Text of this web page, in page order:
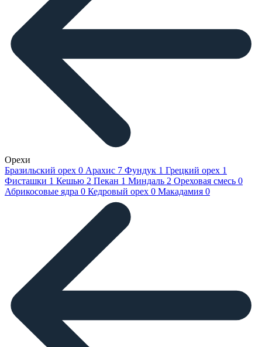
Орехи
Бразильский орех 0 Арахис 7 Фундук 1 Грецкий орех 1
Фисташки 1 Кешью 2 Пекан 1 Миндаль 2 Ореховая смесь 0
Абрикосовые ядра 0 Кедровый орех 0 Макадамия 0